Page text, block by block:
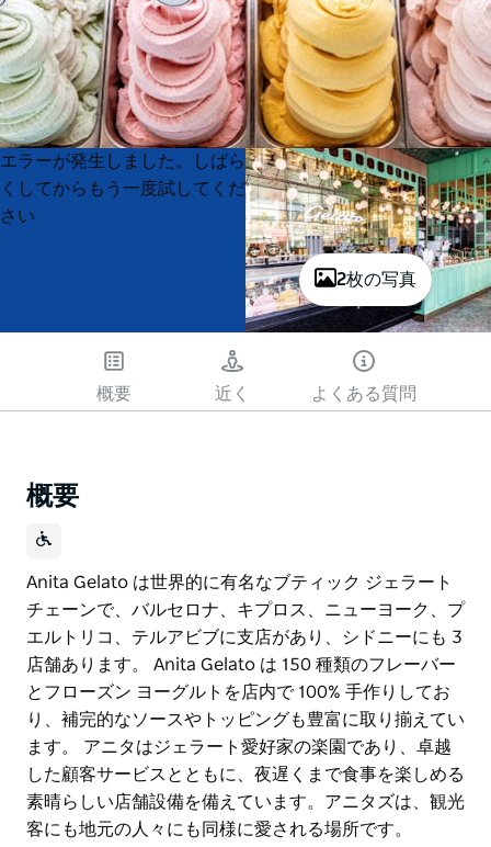
2枚の写真
Product
List
Product
List
エラーが発生しました。しばら
くしてからもう一度試してくだ
さい
概要 近く よくある質問
概要
Anita Gelato は世界的に有名なブティック ジェラート
チェーンで、バルセロナ、キプロス、ニューヨーク、プ
エルトリコ、テルアビブに支店があり、シドニーにも 3
店舗あります。 Anita Gelato は 150 種類のフレーバー
とフローズン ヨーグルトを店内で 100% 手作りしてお
り、補完的なソースやトッピングも豊富に取り揃えてい
ます。 アニタはジェラート愛好家の楽園であり、卓越
した顧客サービスとともに、夜遅くまで食事を楽しめる
素晴らしい店舗設備を備えています。アニタズは、観光
客にも地元の人々にも同様に愛される場所です。